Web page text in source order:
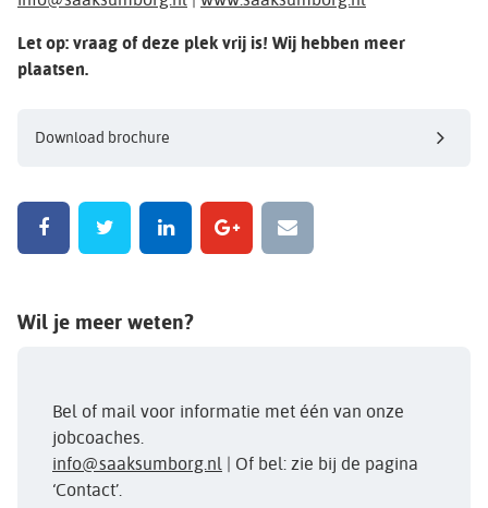
Let op: vraag of deze plek vrij is! Wij hebben meer
plaatsen.
Download brochure
Wil je meer weten?
Bel of mail voor informatie met één van onze
jobcoaches.
info@saaksumborg.nl | Of bel: zie bij de pagina
‘Contact’.